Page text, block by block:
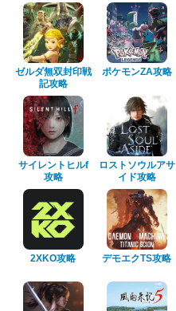
ゼルダ無双封印戦
記攻略
ポケモンZA攻略
サイレントヒルf
攻略
ロストソウルアサ
イド攻略
2XKO攻略 デモエクTS攻略